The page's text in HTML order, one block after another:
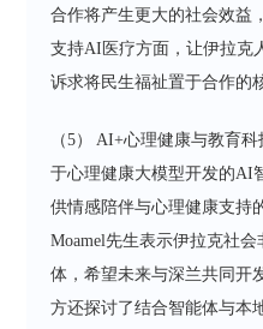
合作将产生更大的社会效益
支持AI医疗方面，让伊拉克
诉求将民生福祉置于合作的
（5） AI+心理健康与教育
于心理健康大模型开发的AI
供情感陪伴与心理健康支持
Moamel先生表示伊拉克社
体，希望未来与深兰共同开
方还探讨了结合智能体与本